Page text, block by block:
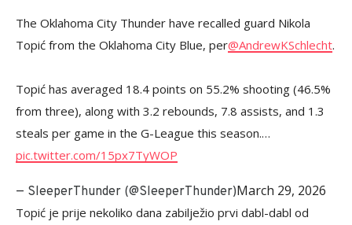
The Oklahoma City Thunder have recalled guard Nikola
Topić from the Oklahoma City Blue, per@AndrewKSchlecht.
Topić has averaged 18.4 points on 55.2% shooting (46.5%
from three), along with 3.2 rebounds, 7.8 assists, and 1.3
steals per game in the G-League this season.…
pic.twitter.com/15px7TyWOP
— SleeperThunder (@SleeperThunder)March 29, 2026
Topić je prije nekoliko dana zabilježio prvi dabl-dabl od